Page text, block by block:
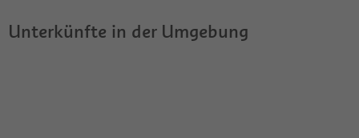
Unterkünfte in der Umgebung